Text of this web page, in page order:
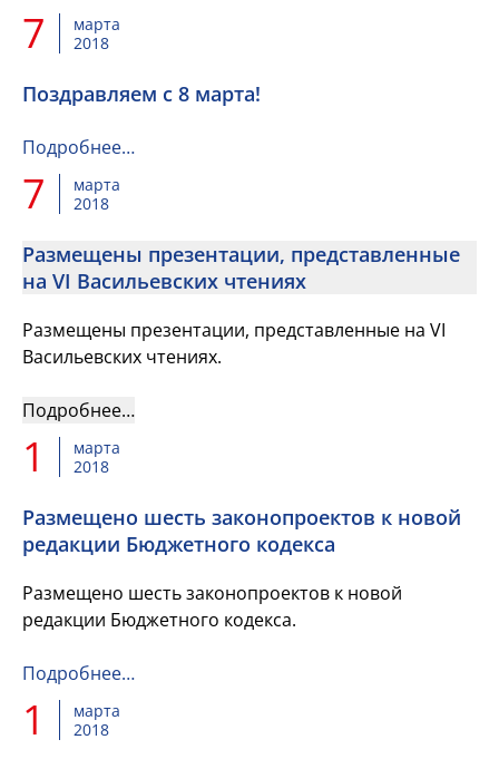
7
марта
2018
Поздравляем с 8 марта!
Подробнее…
7
марта
2018
Размещены презентации, представленные
на VI Васильевских чтениях
Размещены презентации, представленные на VI
Васильевских чтениях.
Подробнее…
1
марта
2018
Размещено шесть законопроектов к новой
редакции Бюджетного кодекса
Размещено шесть законопроектов к новой
редакции Бюджетного кодекса.
Подробнее…
1
марта
2018